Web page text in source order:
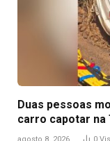
Duas pessoas
carro capotar na